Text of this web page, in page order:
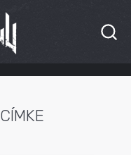
CÍMKE